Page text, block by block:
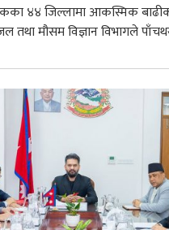
४४ जिल्लामा आकस्मिक
तथा मौसम विज्ञान विभागले